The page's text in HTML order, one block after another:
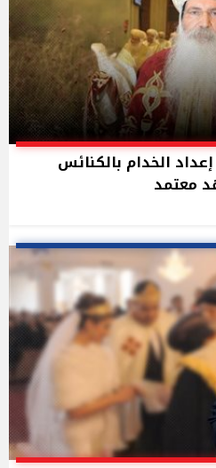
الخدام بالكنائس
معتمد